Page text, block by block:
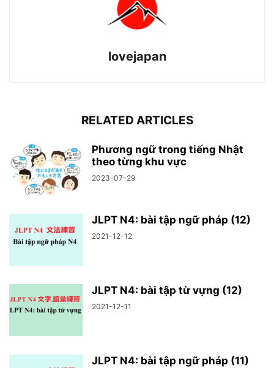
lovejapan
RELATED ARTICLES
Phương ngữ trong tiếng Nhật
theo từng khu vực
2023-07-29
JLPT N4: bài tập ngữ pháp (12)
2021-12-12
JLPT N4: bài tập từ vựng (12)
2021-12-11
JLPT N4: bài tập ngữ pháp (11)